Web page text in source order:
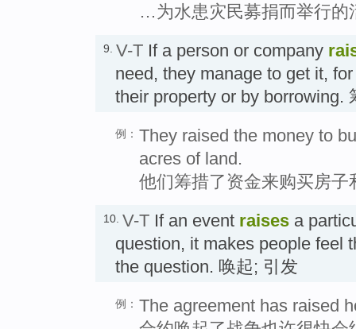
…为水患灾民募捐而举行的
9. V-T If a person or company
need, they manage to get it,
their property or by borrowing.
例： They raised the money to
acres of land.
他们筹措了资金来购买房子
10. V-T If an event raises a
question, it makes people feel
the question. 唤起; 引发
例： The agreement has raised